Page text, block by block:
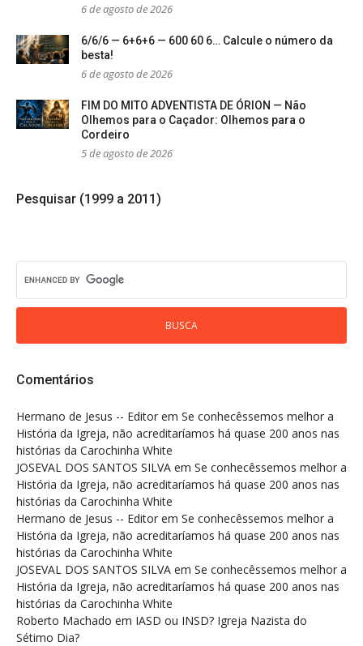
6 de agosto de 2026
6/6/6 — 6+6+6 — 600 60 6… Calcule o número da
besta!
6 de agosto de 2026
FIM DO MITO ADVENTISTA DE ÓRION — Não
Olhemos para o Caçador: Olhemos para o
Cordeiro
5 de agosto de 2026
Pesquisar (1999 a 2011)
Comentários
Hermano de Jesus -- Editor em Se conhecêssemos melhor a
História da Igreja, não acreditaríamos há quase 200 anos nas
histórias da Carochinha White
JOSEVAL DOS SANTOS SILVA em Se conhecêssemos melhor a
História da Igreja, não acreditaríamos há quase 200 anos nas
histórias da Carochinha White
Hermano de Jesus -- Editor em Se conhecêssemos melhor a
História da Igreja, não acreditaríamos há quase 200 anos nas
histórias da Carochinha White
JOSEVAL DOS SANTOS SILVA em Se conhecêssemos melhor a
História da Igreja, não acreditaríamos há quase 200 anos nas
histórias da Carochinha White
Roberto Machado em IASD ou INSD? Igreja Nazista do
Sétimo Dia?